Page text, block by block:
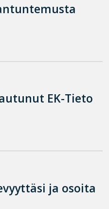
EK-Tieto
ja osoita